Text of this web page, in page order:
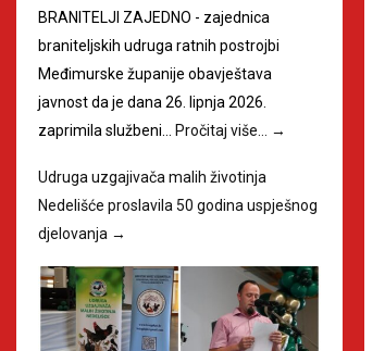
BRANITELJI ZAJEDNO - zajednica
braniteljskih udruga ratnih postrojbi
Međimurske županije obavještava
javnost da je dana 26. lipnja 2026.
zaprimila službeni…
Pročitaj više… →
Udruga uzgajivača malih životinja
Nedelišće proslavila 50 godina uspješnog
djelovanja →